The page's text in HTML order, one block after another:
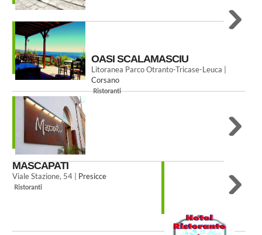
OASI SCALAMASCIU
Litoranea Parco Otranto-Tricase-Leuca |
Corsano
Ristoranti
MASCAPATI
Viale Stazione, 54 | Presicce
Ristoranti